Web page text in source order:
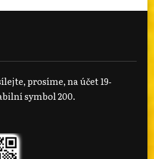
prosíme, na účet 19‐
symbol 200.